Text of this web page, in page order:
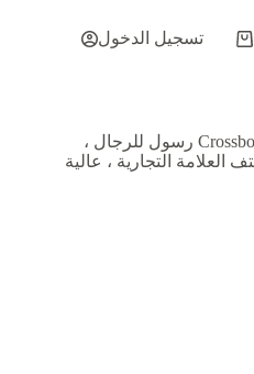
عربة
تسجيل الدخول